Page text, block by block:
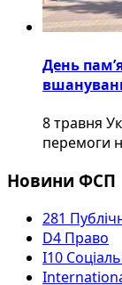
День
8 травня
перемоги
Новини ФСП
281
D4 Право
I10